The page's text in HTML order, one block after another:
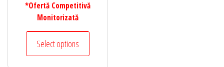
*Ofertă Competitivă
Monitorizată
Select options